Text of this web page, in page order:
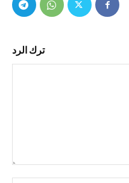
ترك الرد